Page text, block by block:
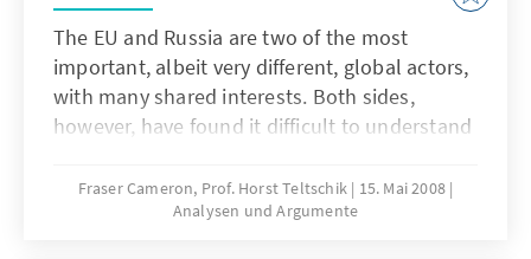
The EU and Russia are two of the most
important, albeit very different, global actors,
with many shared interests. Both sides,
however, have found it difficult to understand
the recent change in leadership in Moscow
this paper considers the prospects for EU-
Fraser Cameron, Prof. Horst Teltschik
15. Mai 2008
Analysen und Argumente